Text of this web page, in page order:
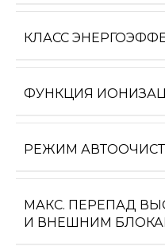
КЛАСС
ФУНКЦИЯ
РЕЖИМ
МАКС. ПЕРЕПАД
И ВНЕШНИМ